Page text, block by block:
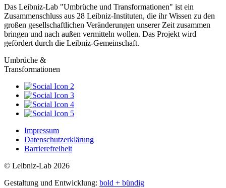
Das Leibniz-Lab "Umbrüche und Transformationen" ist ein
Zusammenschluss aus 28 Leibniz-Instituten, die ihr Wissen zu den
großen gesellschaftlichen Veränderungen unserer Zeit zusammen
bringen und nach außen vermitteln wollen. Das Projekt wird
gefördert durch die Leibniz-Gemeinschaft.
Umbrüche &
Transformationen
Impressum
Datenschutzerklärung
Barrierefreiheit
© Leibniz-Lab 2026
Gestaltung und Entwicklung: bold + bündig